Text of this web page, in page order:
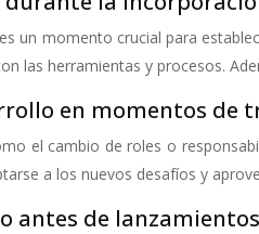
un momento crucial para
las herramientas y procesos.
en momentos de
el cambio de roles o
a los nuevos desafíos y
antes de